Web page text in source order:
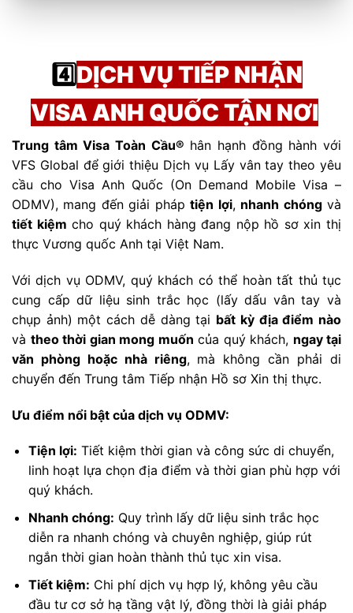
4️⃣DỊCH VỤ TIẾP NHẬN
VISA ANH QUỐC TẬN NƠI
Trung tâm Visa Toàn Cầu® hân hạnh đồng hành với
VFS Global để giới thiệu Dịch vụ Lấy vân tay theo yêu
cầu cho Visa Anh Quốc (On Demand Mobile Visa –
ODMV), mang đến giải pháptiện lợi, nhanh chóngvà
tiết kiệm cho quý khách hàng đang nộp hồ sơ xin thị
thực Vương quốc Anh tại Việt Nam.
Với dịch vụ ODMV, quý khách có thể hoàn tất thủ tục
cung cấp dữ liệu sinh trắc học (lấy dấu vân tay và
chụp ảnh) một cách dễ dàng tại bất kỳ địa điểm nào
và theo thời gian mong muốn của quý khách, ngay tại
văn phòng hoặc nhà riêng, mà không cần phải di
chuyển đến Trung tâm Tiếp nhận Hồ sơ Xin thị thực.
Ưu điểm nổi bật của dịch vụ ODMV:
Tiện lợi: Tiết kiệm thời gian và công sức di chuyển,
linh hoạt lựa chọn địa điểm và thời gian phù hợp với
quý khách.
Nhanh chóng: Quy trình lấy dữ liệu sinh trắc học
diễn ra nhanh chóng và chuyên nghiệp, giúp rút
ngắn thời gian hoàn thành thủ tục xin visa.
Tiết kiệm: Chi phí dịch vụ hợp lý, không yêu cầu
đầu tư cơ sở hạ tầng vật lý, đồng thời là giải pháp